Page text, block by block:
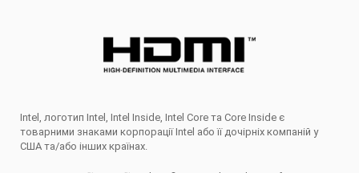
Intel, логотип Intel, Intel Inside, Intel Core та Core Inside є
товарними знаками корпорації Intel або її дочірніх компаній у
США та/або інших країнах.